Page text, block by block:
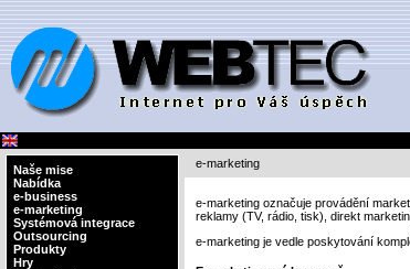
Naše mise
Nabídka
e-business
e-marketing
Systémová integrace
Outsourcing
Produkty
Hry
e-marketing
e-marketing označuje provádění
reklamy (TV, rádio, tisk), direkt
e-marketing je vedle poskytování